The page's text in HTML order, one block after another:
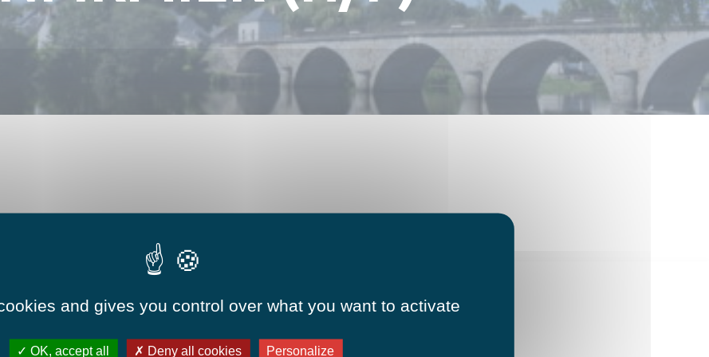
Numéros utiles
Réserver une salle
Hébergements
and gives you control over what you want to activate
OK, accept all Deny all cookies Personalize